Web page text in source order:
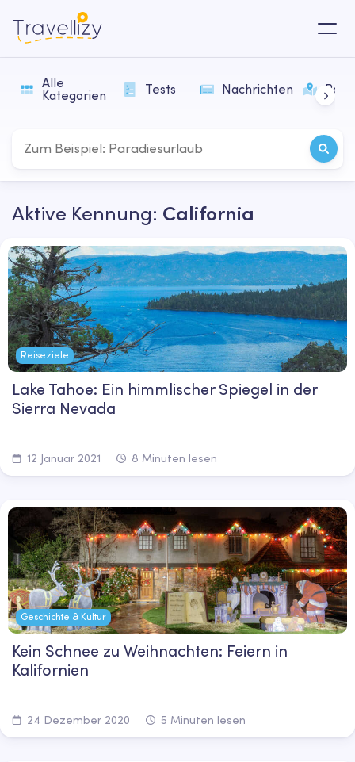
Alle
Kategorien
Tests Nachrichten
Aktive Kennung: California
Reiseziele
Lake Tahoe: Ein himmlischer Spiegel in der
Sierra Nevada
12 Januar 2021 8 Minuten lesen
Geschichte & Kultur
Kein Schnee zu Weihnachten: Feiern in
Kalifornien
24 Dezember 2020 5 Minuten lesen